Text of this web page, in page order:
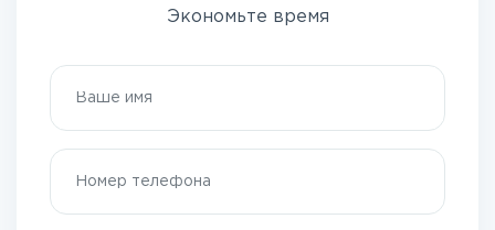
Экономьте время